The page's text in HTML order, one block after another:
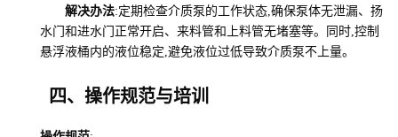
解决办法:定期检查介质泵的工作状态,确保泵体无泄漏、扬
水门和进水门正常开启、来料管和上料管无堵塞等。同时,控制
悬浮液桶内的液位稳定,避免液位过低导致介质泵不上量。
四、操作规范与培训